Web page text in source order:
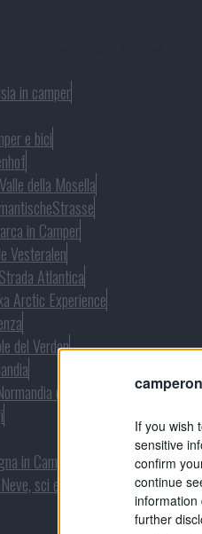
If you wish
sensitive
confirm
continue
information
further
in camper
e bici
della Mosella
in Camper
Vesteralen
Atlantica
Arctic Experience
del Verdon
diversa
in Camper
sci e natura